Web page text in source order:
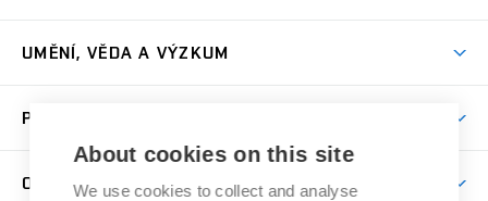
Přijímačky
Dny otevřených dveří
Přípravné kurzy
Studium bez bariér
Katedra teorií a dějin umění
Časový plán studia
Studijní předpisy a formuláře
Studium a stáže v zahraničí
UMĚNÍ, VĚDA A VÝZKUM
Publikační činnost
PRO VEŘEJNOST
Letní školy a semestrální kurzy
O FAKULTĚ
About cookies on this site
We use cookies to collect and analyse